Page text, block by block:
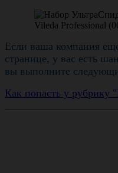
Если ваша компания
странице, у вас есть
вы выполните
Как попасть у